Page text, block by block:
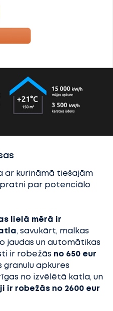
ar kurināmā tiešajām
par potenciālo
lielā mērā ir
, savukārt, malkas
jaudas un automātikas
ir robežās no 650 eur
granulu apkures
no izvēlētā katla, un
ir robežās no 2600 eur